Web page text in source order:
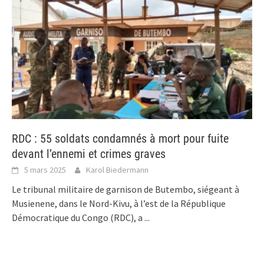
RDC : 55 soldats condamnés à mort pour fuite
devant l’ennemi et crimes graves
5 mars 2025 Karol Biedermann
Le tribunal militaire de garnison de Butembo, siégeant à
Musienene, dans le Nord-Kivu, à l’est de la République
Démocratique du Congo (RDC), a ...